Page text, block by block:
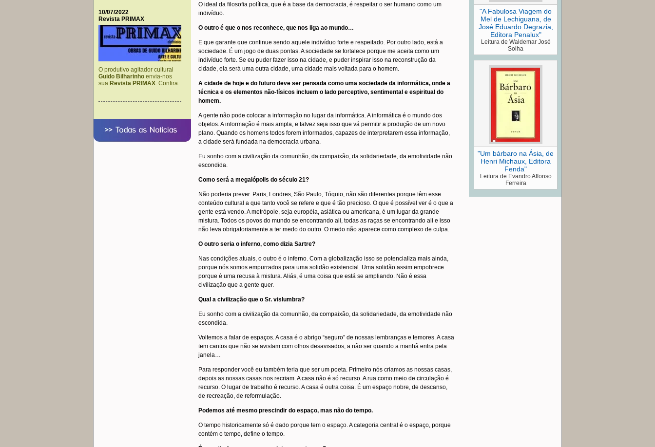
10/07/2022
Revista PRIMAX
O produtivo agitador cultural
Guido Bilharinho envia-nos
sua Revista PRIMAX. Confira.
O ideal da filosofia política, que é a base da democracia, é respeitar o ser humano como um
indivíduo.
O outro é que o nos reconhece, que nos liga ao mundo…
E que garante que continue sendo aquele indivíduo forte e respeitado. Por outro lado, está a
sociedade. É um jogo de duas pontas. A sociedade se fortalece porque me aceita como um
indivíduo forte. Se eu puder fazer isso na cidade, e puder inspirar isso na reconstrução da
cidade, ela será uma outra cidade, uma cidade mais voltada para o homem.
A cidade de hoje e do futuro deve ser pensada como uma sociedade da informática, onde a
técnica e os elementos não-físicos incluem o lado perceptivo, sentimental e espiritual do
homem.
A gente não pode colocar a informação no lugar da informática. A informática é o mundo dos
objetos. A informação é mais ampla, e talvez seja isso que vá permitir a produção de um novo
plano. Quando os homens todos forem informados, capazes de interpretarem essa informação,
a cidade será fundada na democracia urbana.
Eu sonho com a civilização da comunhão, da compaixão, da solidariedade, da emotividade não
escondida.
Como será a megalópolis do século 21?
Não poderia prever. Paris, Londres, São Paulo, Tóquio, não são diferentes porque têm esse
conteúdo cultural a que tanto você se refere e que é tão precioso. O que é possível ver é o que a
gente está vendo. A metrópole, seja européia, asiática ou americana, é um lugar da grande
mistura. Todos os povos do mundo se encontrando ali, todas as raças se encontrando ali e isso
não leva obrigatoriamente a ter medo do outro. O medo não aparece como complexo de culpa.
O outro seria o inferno, como dizia Sartre?
Nas condições atuais, o outro é o inferno. Com a globalização isso se potencializa mais ainda,
porque nós somos empurrados para uma solidão existencial. Uma solidão assim empobrece
porque é uma recusa à mistura. Aliás, é uma coisa que está se ampliando. Não é essa
civilização que a gente quer.
Qual a civilização que o Sr. vislumbra?
Eu sonho com a civilização da comunhão, da compaixão, da solidariedade, da emotividade não
escondida.
Voltemos a falar de espaços. A casa é o abrigo “seguro” de nossas lembranças e temores. A casa
tem cantos que não se avistam com olhos desavisados, a não ser quando a manhã entra pela
janela…
Para responder você eu também teria que ser um poeta. Primeiro nós criamos as nossas casas,
depois as nossas casas nos recriam. A casa não é só recurso. A rua como meio de circulação é
recurso. O lugar de trabalho é recurso. A casa é outra coisa. É um espaço nobre, de descanso,
de recreação, de reformulação.
Podemos até mesmo prescindir do espaço, mas não do tempo.
O tempo historicamente só é dado porque tem o espaço. A categoria central é o espaço, porque
contém o tempo, define o tempo.
"A Fabulosa Viagem do
Mel de Lechiguana, de
José Eduardo Degrazia,
Editora Penalux"
Leitura de Waldemar José
Solha
"Um bárbaro na Ásia, de
Henri Michaux, Editora
Fenda"
Leitura de Evandro Affonso
Ferreira